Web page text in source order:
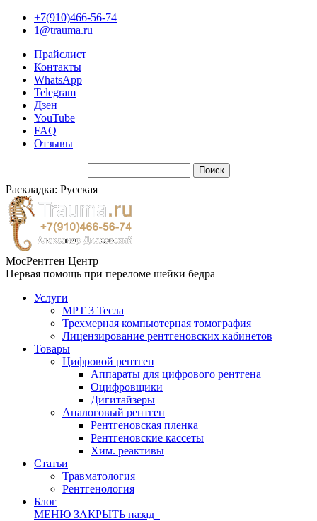
+7(910)466-56-74
1@trauma.ru
Прайслист
Контакты
WhatsApp
Telegram
Дзен
YouTube
FAQ
Отзывы
Раскладка: Русская
МосРентген Центр
Первая помощь при переломе шейки бедра
Услуги
МРТ 3 Тесла
Трехмерная компьютерная томография
Лицензирование рентгеновских кабинетов
Товары
Цифровой рентген
Аппараты для цифрового рентгена
Оцифровщики
Дигитайзеры
Аналоговый рентген
Рентгеновская пленка
Рентгеновские кассеты
Хим. реактивы
Статьи
Травматология
Рентгенология
Блог
МЕНЮ ЗАКРЫТЬ назад